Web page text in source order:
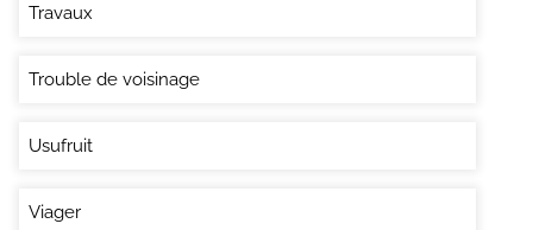
Travaux
Trouble de voisinage
Usufruit
Viager